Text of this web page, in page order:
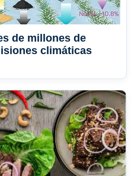
de millones de
climáticas